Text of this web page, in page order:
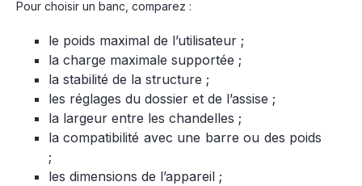
Pour choisir un banc, comparez :
le poids maximal de l’utilisateur ;
la charge maximale supportée ;
la stabilité de la structure ;
les réglages du dossier et de l’assise ;
la largeur entre les chandelles ;
la compatibilité avec une barre ou des poids
;
les dimensions de l’appareil ;